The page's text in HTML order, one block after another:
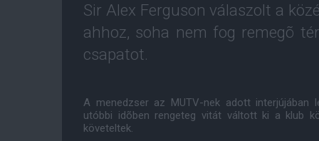
Sir Alex Ferguson válaszolt a
ahhoz, soha nem fog remegõ
csapatot.
A menedzser az MUTV-nek adott interjújában
utóbbi idõben rengeteg vitát váltott ki a klub
követeltek.